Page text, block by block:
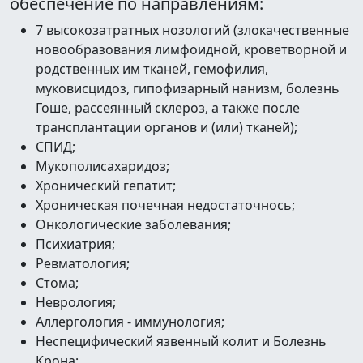
7 высокозатратных нозологий (злокачественные
новообразования лимфоидной, кроветворной и
родственных им тканей, гемофилия,
муковисцидоз, гипофизарный нанизм, болезнь
Гоше, рассеянный склероз, а также после
трансплантации органов и (или) тканей);
СПИД;
Мукополисахаридоз;
Хронический гепатит;
Хроническая почечная недостаточнось;
Онкологические заболевания;
Психиатрия;
Ревматология;
Стома;
Неврология;
Аллергология - иммунология;
Неспецифический язвенный колит и Болезнь